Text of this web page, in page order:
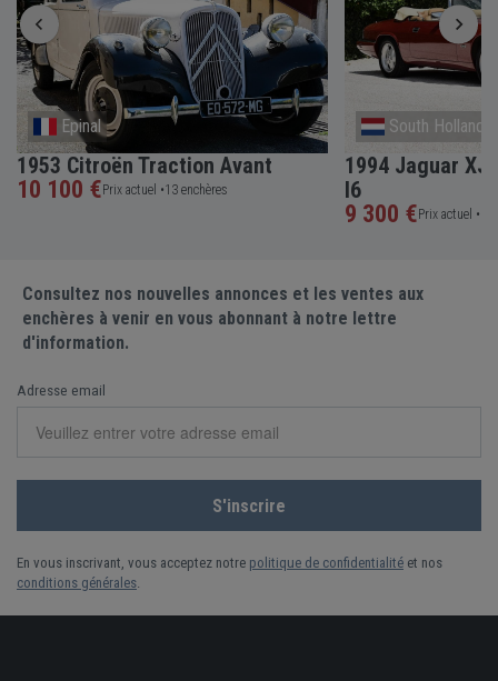
Epinal
1953 Citroën Traction Avant
10 100 €Prix actuel •13 enchères
South Holland
1994 Jaguar
I6
9 300 €Prix actuel •
Consultez nos nouvelles annonces et les ventes aux
enchères à venir en vous abonnant à notre lettre
d'information.
Adresse email
En vous inscrivant, vous acceptez notre politique de confidentialité et nos
conditions générales